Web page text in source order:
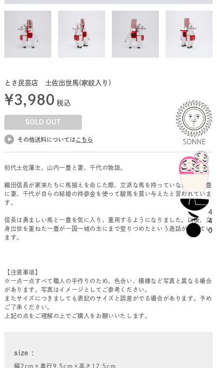
とさ民芸店 土佐出世馬(家紋入り)
¥3,980 税込
SOLD OUT
その他送料については こちら
初代土佐藩主、山内一豊と妻、千代の物語。
織田信長が家来たちに馬揃えを命じた際、立派な馬を持っていなかった一豊
に妻、千代が自らの結婚の持参金を使って駿馬を買い与えたと言われていま
す。
信長は勇ましい馬と一豊を気に入り、重用するようになりました。以後、立
身出世を重ねた一豊が一国一城の主にまで登りつめたという逸話が残ってい
ます。
【注意事項】
※一点一点すべて職人の手作りのため、色合い、模様など写真と異なる場合
があります。写真はイメージとしてご参考ください。
またサイズにつきましても表記のサイズと誤差がでる場合があります。予め
ご了承ください。
上記の点をご理解の上でご購入をお願いいたします。
size
幅2cm×奥行9.5cm×高さ12.5cm